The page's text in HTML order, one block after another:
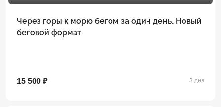
Через горы к морю бегом за один день. Новый
беговой формат
15 500 ₽ 3 дня